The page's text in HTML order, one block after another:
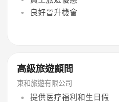
良好晉升機會
高級旅遊顧問
東和旅遊有限公司
提供医疗福利和生日假